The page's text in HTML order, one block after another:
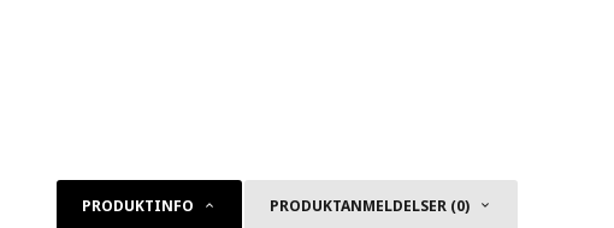
PRODUKTINFO PRODUKTANMELDELSER (0)